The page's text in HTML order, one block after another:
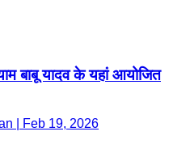
बाबू यादव के यहां आयोजित
| Feb 19, 2026